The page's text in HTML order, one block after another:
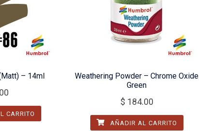
– 14ml
CARRITO
Weathering Powder – Chrome Oxide
Green
$ 184.00
AÑADIR AL CARRITO